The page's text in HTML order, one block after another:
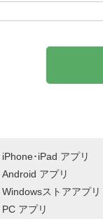
iPhone･iPad アプリ
Android アプリ
Windowsストアアプリ
PC アプリ